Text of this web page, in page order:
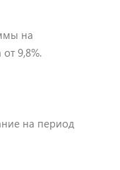
на
9,8%.
на период